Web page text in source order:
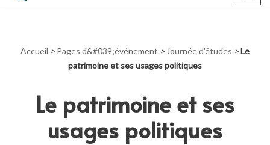
Accueil > Pages d&#039;événement > Journée d'études >Le
patrimoine et ses usages politiques
Le patrimoine et ses
usages politiques